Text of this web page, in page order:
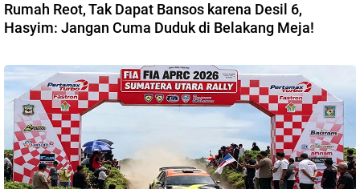
Rumah Reot, Tak Dapat Bansos karena Desil 6,
Hasyim: Jangan Cuma Duduk di Belakang Meja!